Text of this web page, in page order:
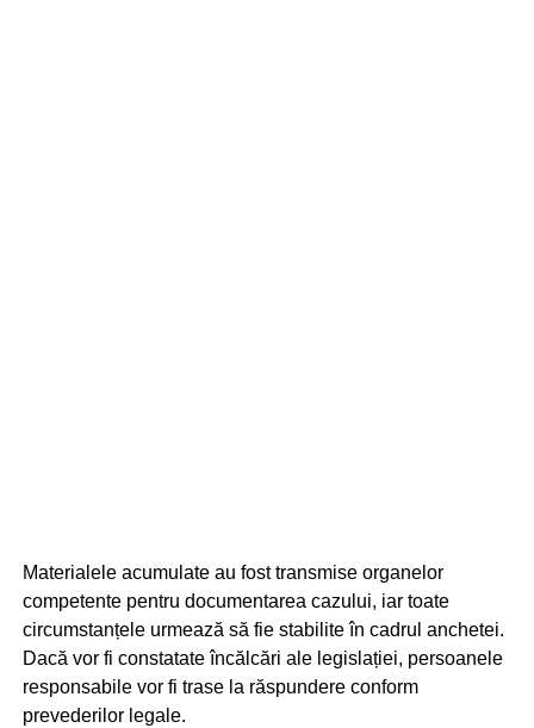
Materialele acumulate au fost transmise organelor
competente pentru documentarea cazului, iar toate
circumstanțele urmează să fie stabilite în cadrul anchetei.
Dacă vor fi constatate încălcări ale legislației, persoanele
responsabile vor fi trase la răspundere conform
prevederilor legale.